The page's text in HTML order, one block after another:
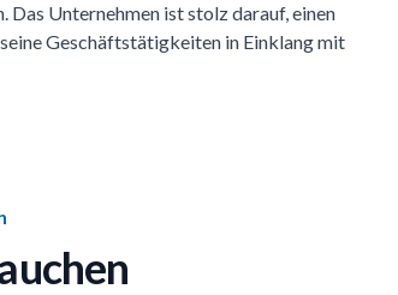
Unternehmen ist stolz darauf, einen
Geschäftstätigkeiten in Einklang mit